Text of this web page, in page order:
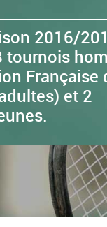
2016/
tournois
Française
et 2